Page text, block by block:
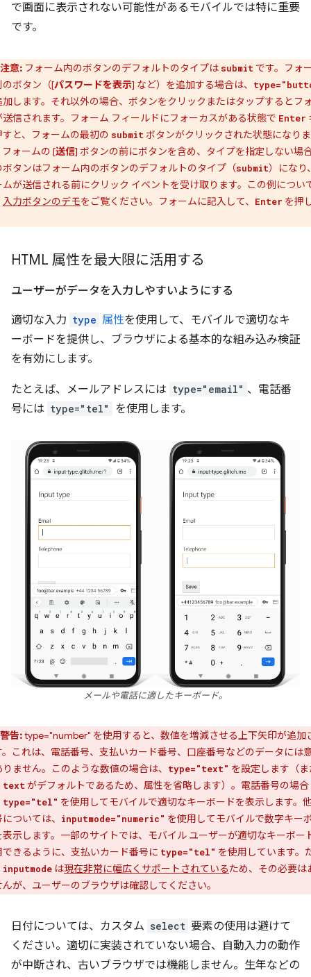
で画面に表示されない可能性があるモバイルでは特に重要
です。
注意: フォーム内のボタンのデフォルトのタイプは submit です。フォ
のボタン（[パスワードを表示] など）を追加する場合は、
加します。それ以外の場合、ボタンをクリックまたはタップするとフ
送信されます。フォーム フィールドにフォーカスがある状態で Enter
すと、フォームの最初の submit ボタンがクリックされた状態になりま
フォームの [送信] ボタンの前にボタンを含め、タイプを指定しない場
ボタンはフォーム内のボタンのデフォルトのタイプ（submit）になり
ムが送信される前にクリック イベントを受け取ります。この例につい
入力ボタンのデモをご覧ください。フォームに記入して、 Enter を押
HTML 属性を最大限に活用する
ユーザーがデータを入力しやすいようにする
適切な入力 type 属性を使用して、モバイルで適切なキ
ーボードを提供し、ブラウザによる基本的な組み込み検証
を有効にします。
たとえば、メールアドレスには type="email" 、電話番
号には type="tel" を使用します。
メールや電話に適したキーボード。
警告:type="number" を使用すると、数値を増減させる上下矢印が追加
。これは、電話番号、支払いカード番号、口座番号などのデータには
ません。このような数値の場合は、
type="text" を設定します（
textがデフォルトであるため、属性を省略します）。電話番号の場合
type="tel" を使用してモバイルで適切なキーボードを表示します。
ついては、
inputmode="numeric" を使用してモバイルで数字キー
表示します。一部のサイトでは、モバイル ユーザーが適切なキーボー
できるように、支払いカード番号に type="tel" を使用しています。
inputmode は現在非常に幅広くサポートされているため、その必要は
が、ユーザーのブラウザは確認してください。
日付については、カスタム select 要素の使用は避けて
ください。適切に実装されていない場合、自動入力の動作
が中断され、古いブラウザでは機能しません。生年などの